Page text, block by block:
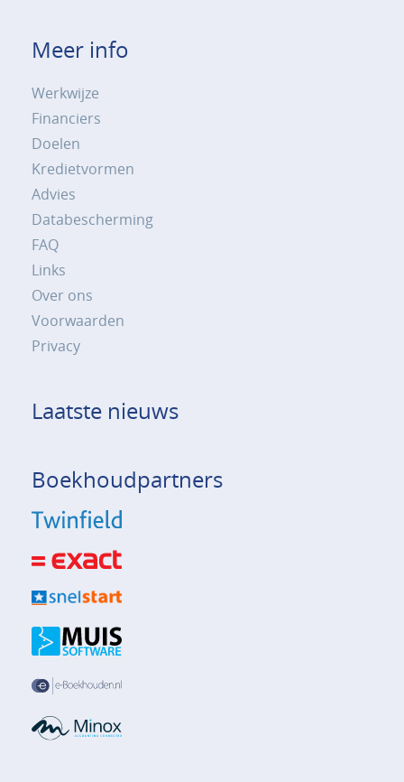
Meer info
Werkwijze
Financiers
Doelen
Kredietvormen
Advies
Databescherming
FAQ
Links
Over ons
Voorwaarden
Privacy
Laatste nieuws
Boekhoudpartners